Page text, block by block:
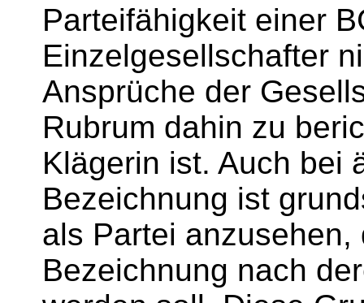
Parteifähigkeit einer
Einzelgesellschafter
Ansprüche der
Rubrum dahin zu
Klägerin ist. Auch bei
Bezeichnung ist
als Partei
Bezeichnung nach